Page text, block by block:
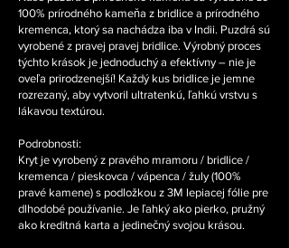
100% prírodného kameňa z bridlice a prírodného
kremenca, ktorý sa nachádza iba v Indii. Puzdrá sú
vyrobené z pravej pravej bridlice. Výrobný proces
týchto krások je jednoduchý a efektívny – nie je
oveľa prirodzenejší! Každý kus bridlice je jemne
rozrezaný, aby vytvoril ultratenkú, ľahkú vrstvu s
lákavou textúrou.
Podrobnosti:
Kryt je vyrobený z pravého mramoru / bridlice /
kremenca / pieskovca / vápenca / žuly (100%
pravé kamene) s podložkou z 3M lepiacej fólie pre
dlhodobé používanie. Je ľahký ako pierko, pružný
ako kreditná karta a jedinečný svojou krásou.